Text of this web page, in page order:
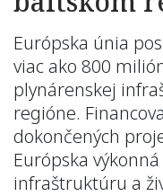
Európska únia
viac ako 800
plynárenskej
regióne.
dokončených
Európska
infraštruktúru a